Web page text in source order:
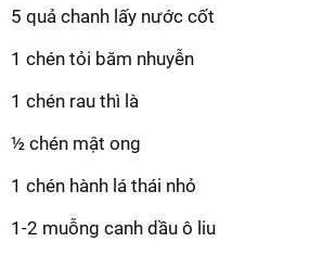
5 quả chanh lấy nước cốt
1 chén tỏi băm nhuyễn
1 chén rau thì là
½ chén mật ong
1 chén hành lá thái nhỏ
1-2 muỗng canh dầu ô liu